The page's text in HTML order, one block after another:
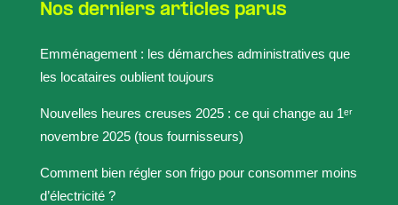
Nos derniers articles parus
Emménagement : les démarches administratives que
les locataires oublient toujours
Nouvelles heures creuses 2025 : ce qui change au 1ᵉʳ
novembre 2025 (tous fournisseurs)
Comment bien régler son frigo pour consommer moins
d’électricité ?